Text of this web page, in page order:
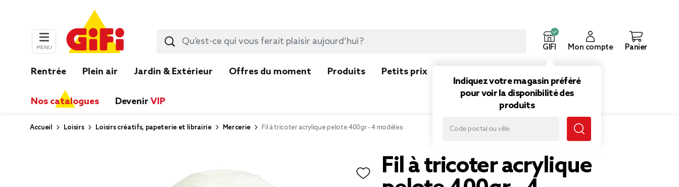
MENU GIFI
Indiquez votre magasin préféré
pour voir la disponibilité des
produits
Mon compte Panier
Rentrée Plein air Jardin & Extérieur Offres du moment Produits Petits prix
Nos catalogues Devenir VIP
Accueil Loisirs Loisirs créatifs, papeterie et librairie Mercerie Fil à tricoter acrylique pelote 400gr - 4 modèles
Fil à tricoter acrylique